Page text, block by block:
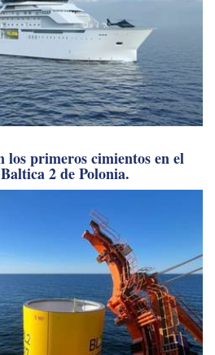
los primeros cimientos en el
2 de Polonia.